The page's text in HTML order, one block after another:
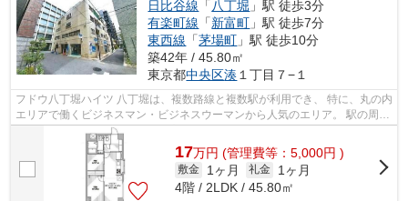
日比谷線 「 八丁堀 」駅 徒歩3分
有楽町線 「新富町 」駅 徒歩7分
東西線 「茅場町 」駅 徒歩10分
築42年 / 45.80㎡
東京都中央区湊 １丁目７−１
フドウ八丁堀ハイツ 八丁堀は、複数路線と複数駅が利用でき、 特に、丸の内
エリアで働くビジネスマン・ビジネスウーマンから人気のエリア。 駅の周辺
に、スーパーやコンビニ、飲食店...
17万円 (管理費等：5,000円 )
敷金 1ヶ月 礼金
1ヶ月
4階 / 2LDK / 45.80㎡